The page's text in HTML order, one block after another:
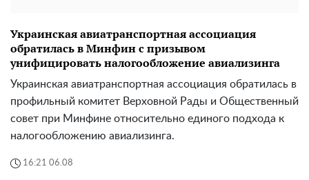
Украинская авиатранспортная ассоциация
обратилась в Минфин с призывом
унифицировать налогообложение авиализинга
Украинская авиатранспортная ассоциация обратилась в
профильный комитет Верховной Рады и Общественный
совет при Минфине относительно единого подхода к
налогообложению авиализинга.
16:21 06.08